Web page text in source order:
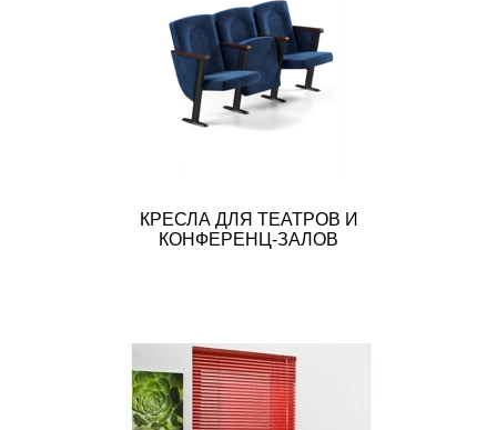
КРЕСЛА ДЛЯ ТЕАТРОВ И
КОНФЕРЕНЦ-ЗАЛОВ